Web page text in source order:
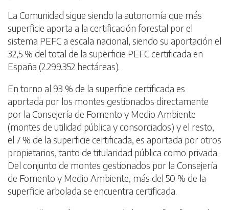
La Comunidad sigue siendo la autonomía que más
superficie aporta a la certificación forestal por el
sistema PEFC a escala nacional, siendo su aportación el
32,5 % del total de la superficie PEFC certificada en
España (2.299.352 hectáreas).
En torno al 93 % de la superficie certificada es
aportada por los montes gestionados directamente
por la Consejería de Fomento y Medio Ambiente
(montes de utilidad pública y consorciados) y el resto,
el 7 % de la superficie certificada, es aportada por otros
propietarios, tanto de titularidad pública como privada.
Del conjunto de montes gestionados por la Consejería
de Fomento y Medio Ambiente, más del 50 % de la
superficie arbolada se encuentra certificada.